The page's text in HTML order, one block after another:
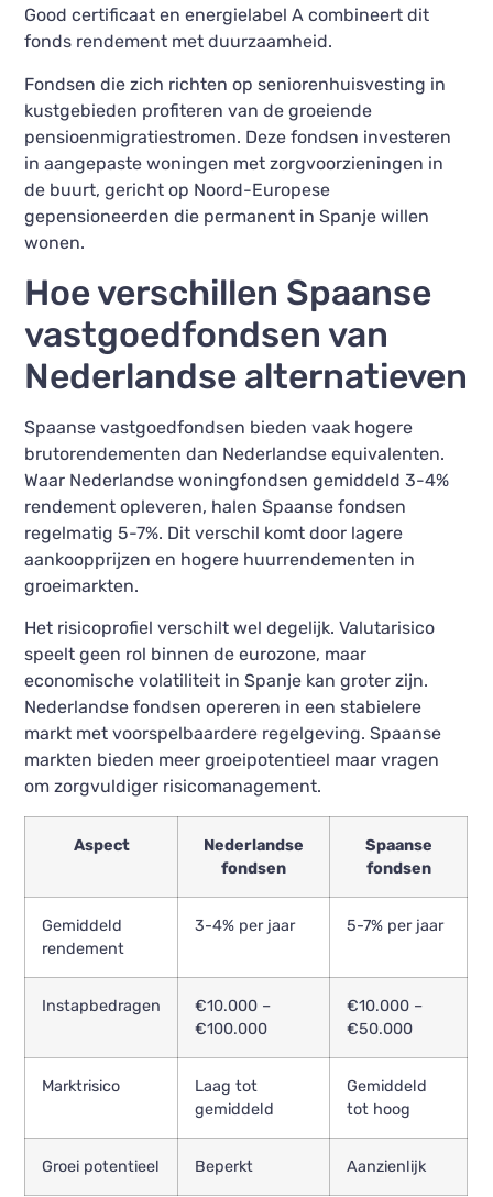
Good certificaat en energielabel A combineert dit
fonds rendement met duurzaamheid.
Fondsen die zich richten op seniorenhuisvesting in
kustgebieden profiteren van de groeiende
pensioenmigratiestromen. Deze fondsen investeren
in aangepaste woningen met zorgvoorzieningen in
de buurt, gericht op Noord-Europese
gepensioneerden die permanent in Spanje willen
wonen.
Hoe verschillen Spaanse
vastgoedfondsen van
Nederlandse alternatieven
Spaanse vastgoedfondsen bieden vaak hogere
brutorendementen dan Nederlandse equivalenten.
Waar Nederlandse woningfondsen gemiddeld 3-4%
rendement opleveren, halen Spaanse fondsen
regelmatig 5-7%. Dit verschil komt door lagere
aankoopprijzen en hogere huurrendementen in
groeimarkten.
Het risicoprofiel verschilt wel degelijk. Valutarisico
speelt geen rol binnen de eurozone, maar
economische volatiliteit in Spanje kan groter zijn.
Nederlandse fondsen opereren in een stabielere
markt met voorspelbaardere regelgeving. Spaanse
markten bieden meer groeipotentieel maar vragen
om zorgvuldiger risicomanagement.
Aspect
Nederlandse
fondsen
Spaanse
fondsen
Gemiddeld
rendement
3-4% per jaar 5-7% per jaar
Instapbedragen
€10.000 –
€100.000
€10.000 –
€50.000
Marktrisico
Laag tot
gemiddeld
Gemiddeld
tot hoog
Groei potentieel Beperkt Aanzienlijk